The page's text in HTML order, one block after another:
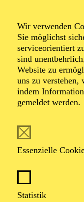
Wir verwenden
Sie möglichst
serviceorientiert
sind
Website zu
uns zu verstehen,
indem
gemeldet werden.
Essenzielle
Statistik